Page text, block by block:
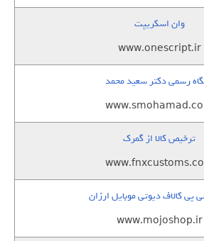
وان اسکریپت
www.onescript.ir
رسمی دکتر سعید محمد
ترخیص کالا از گمرک
پی کالاف دیوتی موبایل ارزان
www.mojoshop.ir